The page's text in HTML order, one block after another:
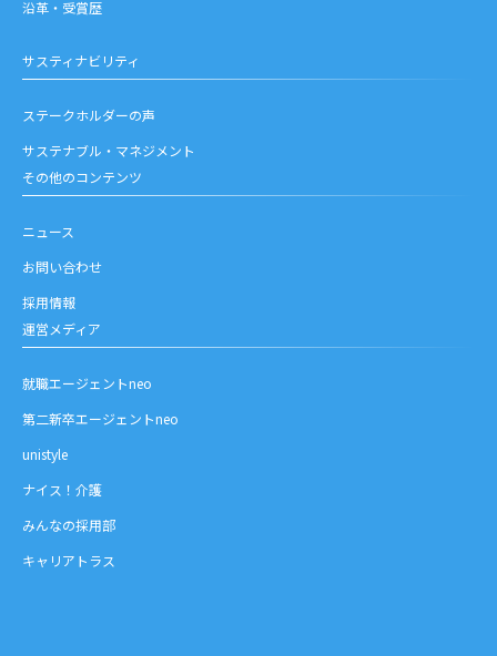
沿革・受賞歴
サスティナビリティ
ステークホルダーの声
サステナブル・マネジメント
その他のコンテンツ
ニュース
お問い合わせ
採用情報
運営メディア
就職エージェントneo
第二新卒エージェントneo
unistyle
ナイス！介護
みんなの採用部
キャリアトラス